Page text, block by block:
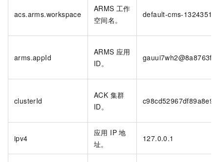
acs.arms.workspace
ARMS 工作
空间名。
default-cms-
arms.appId
ARMS 应用
ID。
clusterId
ACK 集群
ID。
ipv4
应用 IP 地
址。
127.0.0.1